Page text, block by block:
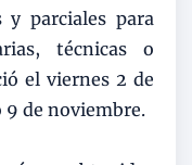
y parciales para
técnicas o
el viernes 2 de
de noviembre.